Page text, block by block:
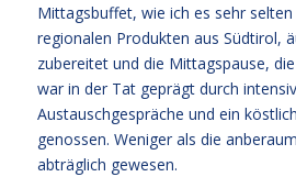
Mittagsbuffet, wie ich es sehr
regionalen Produkten aus Südtirol,
zubereitet und die Mittagspause,
war in der Tat geprägt durch
Austauschgespräche und ein
genossen. Weniger als die
abträglich gewesen.